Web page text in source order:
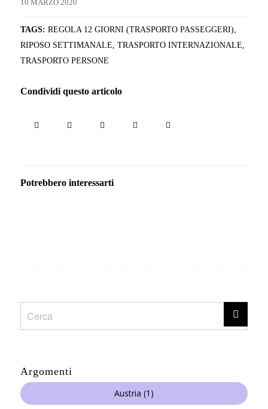
10 MARZO 2020
TAGS: REGOLA 12 GIORNI (TRASPORTO PASSEGGERI)
RIPOSO SETTIMANALE TRASPORTO INTERNAZIONALE
TRASPORTO PERSONE
Condividi questo articolo
Potrebbero interessarti
Argomenti
Austria (1)